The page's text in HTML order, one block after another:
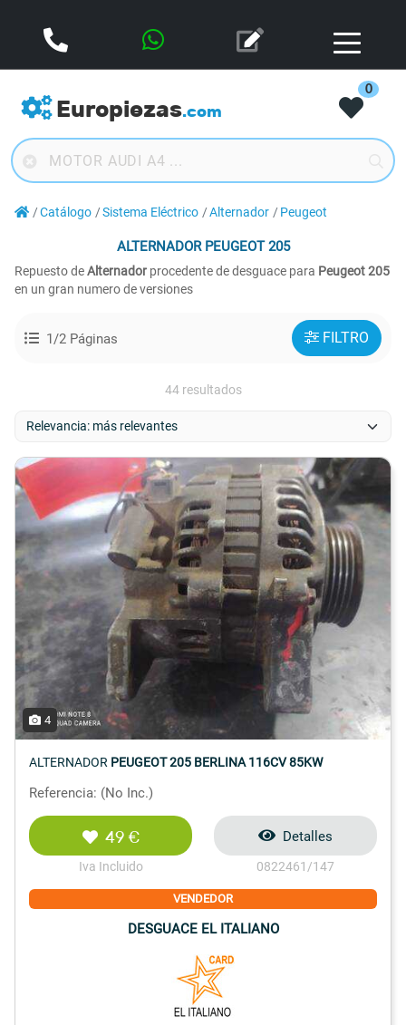
Europiezas.com
0
Catálogo Sistema Eléctrico Alternador Peugeot
ALTERNADORPEUGEOT 205
Repuesto deAlternador procedente de desguace para Peugeot 205
en un gran numero de versiones
1/2 Páginas FILTRO
44 resultados
4
ALTERNADOR PEUGEOT 205 BERLINA 116CV 85KW
Referencia: (No Inc.)
49 €
Iva Incluido
Detalles
0822461/147
VENDEDOR
DESGUACE EL ITALIANO